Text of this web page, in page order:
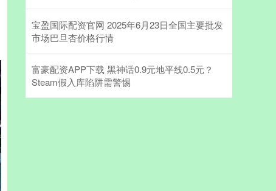
宝盈国际配资官网 2025年6月23日全国主要批发
市场巴旦杏价格行情
富豪配资APP下载 黑神话0.9元地平线0.5元？
Steam假入库陷阱需警惕